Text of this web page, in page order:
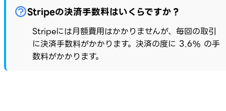
Stripeの決済手数料はいくらですか？
Stripeには月額費用はかかりませんが、毎回の取引
に決済手数料がかかります。決済の度に 3.6% の手
数料がかかります。